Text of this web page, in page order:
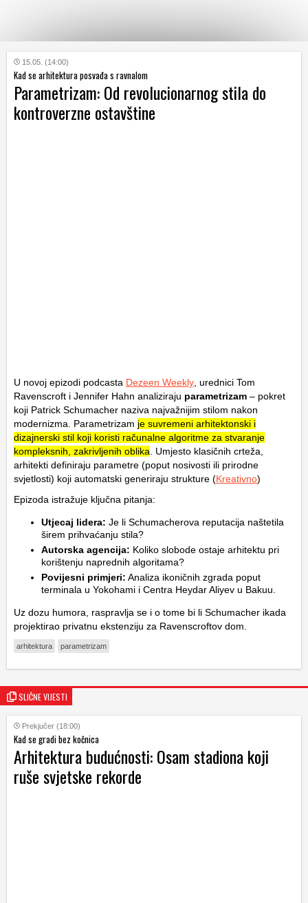
KATEGORIJE
HRVATSKI
WEB
15.05. (14:00)
Kad se arhitektura posvađa s ravnalom
Parametrizam: Od revolucionarnog stila do
kontroverzne ostavštine
U novoj epizodi podcasta Dezeen Weekly , urednici Tom
Ravenscroft i Jennifer Hahn analiziraju parametrizam – pokret
koji Patrick Schumacher naziva najvažnijim stilom nakon
modernizma. Parametrizam je suvremeni arhitektonski i
dizajnerski stil koji koristi računalne algoritme za stvaranje
kompleksnih, zakrivljenih oblika . Umjesto klasičnih crteža,
arhitekti definiraju parametre (poput nosivosti ili prirodne
svjetlosti) koji automatski generiraju strukture (Kreativno)
Epizoda istražuje ključna pitanja:
Utjecaj lidera: Je li Schumacherova reputacija naštetila
širem prihvaćanju stila?
Autorska agencija: Koliko slobode ostaje arhitektu pri
korištenju naprednih algoritama?
Povijesni primjeri: Analiza ikoničnih zgrada poput
terminala u Yokohami i Centra Heydar Aliyev u Bakuu.
Uz dozu humora, raspravlja se i o tome bi li Schumacher ikada
projektirao privatnu ekstenziju za Ravenscroftov dom.
arhitektura parametrizam
SLIČNE VIJESTI
Prekjučer (18:00)
Kad se gradi bez kočnica
Arhitektura budućnosti: Osam stadiona koji
ruše svjetske rekorde